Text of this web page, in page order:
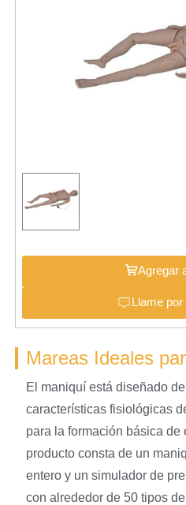
Agregar
Llame
Mareas Ideales
El maniquí está diseñado
características fisiológicas
para la formación básica de
producto consta de un
entero y un simulador de
con alrededor de 50 tipos